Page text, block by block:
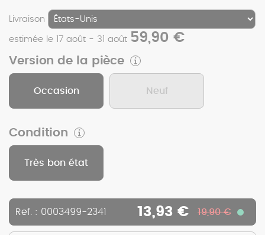
Livraison
estimée le 17 août - 31 août 59,90 €
Version de la pièce
Occasion Neuf
Condition
Très bon état
Ref. : 0003499-2341 13,93 € 19,90 €